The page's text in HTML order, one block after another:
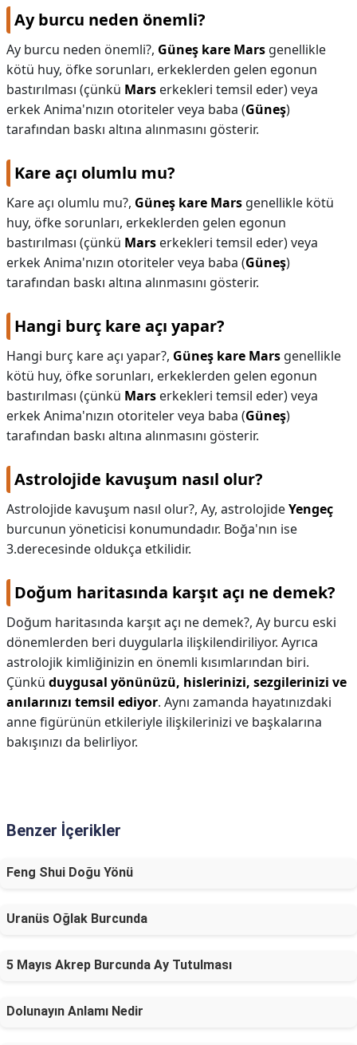
Ay burcu neden önemli?
Ay burcu neden önemli?, Güneş kare Mars genellikle
kötü huy, öfke sorunları, erkeklerden gelen egonun
bastırılması (çünkü Mars erkekleri temsil eder) veya
erkek Anima'nızın otoriteler veya baba (Güneş)
tarafından baskı altına alınmasını gösterir.
Kare açı olumlu mu?
Kare açı olumlu mu?, Güneş kare Mars genellikle kötü
huy, öfke sorunları, erkeklerden gelen egonun
bastırılması (çünkü Mars erkekleri temsil eder) veya
erkek Anima'nızın otoriteler veya baba (Güneş)
tarafından baskı altına alınmasını gösterir.
Hangi burç kare açı yapar?
Hangi burç kare açı yapar?, Güneş kare Mars genellikle
kötü huy, öfke sorunları, erkeklerden gelen egonun
bastırılması (çünkü Mars erkekleri temsil eder) veya
erkek Anima'nızın otoriteler veya baba (Güneş)
tarafından baskı altına alınmasını gösterir.
Astrolojide kavuşum nasıl olur?
Astrolojide kavuşum nasıl olur?, Ay, astrolojideYengeç
burcunun yöneticisi konumundadır. Boğa'nın ise
3.derecesinde oldukça etkilidir.
Doğum haritasında karşıt açı ne demek?
Doğum haritasında karşıt açı ne demek?, Ay burcu eski
dönemlerden beri duygularla ilişkilendiriliyor. Ayrıca
astrolojik kimliğinizin en önemli kısımlarından biri.
Çünkü duygusal yönünüzü, hislerinizi, sezgilerinizi ve
anılarınızı temsil ediyor. Aynı zamanda hayatınızdaki
anne figürünün etkileriyle ilişkilerinizi ve başkalarına
bakışınızı da belirliyor.
Benzer İçerikler
Feng Shui Doğu Yönü
Uranüs Oğlak Burcunda
5 Mayıs Akrep Burcunda Ay Tutulması
Dolunayın Anlamı Nedir